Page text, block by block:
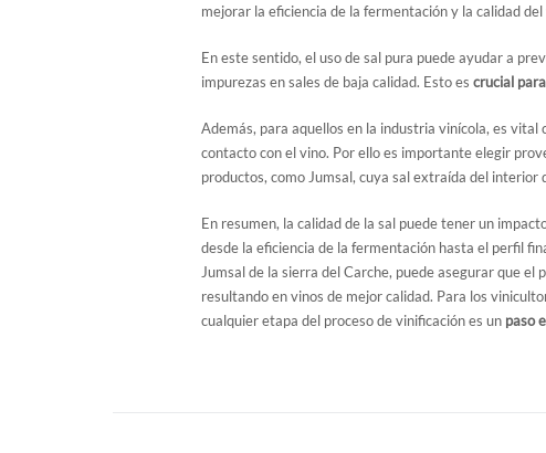
mejorar la eficiencia de la fermentación y la calidad
En este sentido, el uso de sal pura puede ayudar a
impurezas en sales de baja calidad. Esto es crucial
Además, para aquellos en la industria vinícola, es
contacto con el vino. Por ello es importante elegir
productos, como Jumsal, cuya sal extraída del interior
En resumen, la calidad de la sal puede tener un
desde la eficiencia de la fermentación hasta el perfil
Jumsal de la sierra del Carche, puede asegurar que
resultando en vinos de mejor calidad. Para los
cualquier etapa del proceso de vinificación es un paso